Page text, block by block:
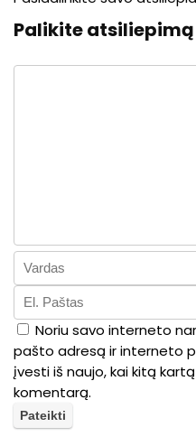
Palikite atsiliepimą
Noriu savo interneto
pašto adresą ir interneto
įvesti iš naujo, kai kitą
komentarą.